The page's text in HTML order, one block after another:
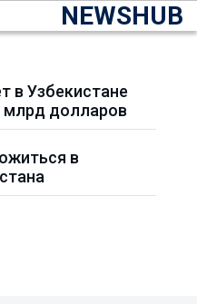
NEWSHUB
в Узбекистане
млрд долларов
в